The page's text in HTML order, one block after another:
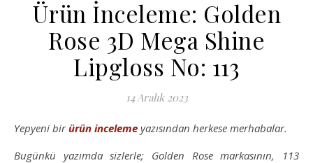
Ürün İnceleme: Golden
Rose 3D Mega Shine
Lipgloss No: 113
14 Aralık 2023
Yepyeni birürün inceleme yazısından herkese merhabalar.
Bugünkü yazımda sizlerle; Golden Rose markasının, 113